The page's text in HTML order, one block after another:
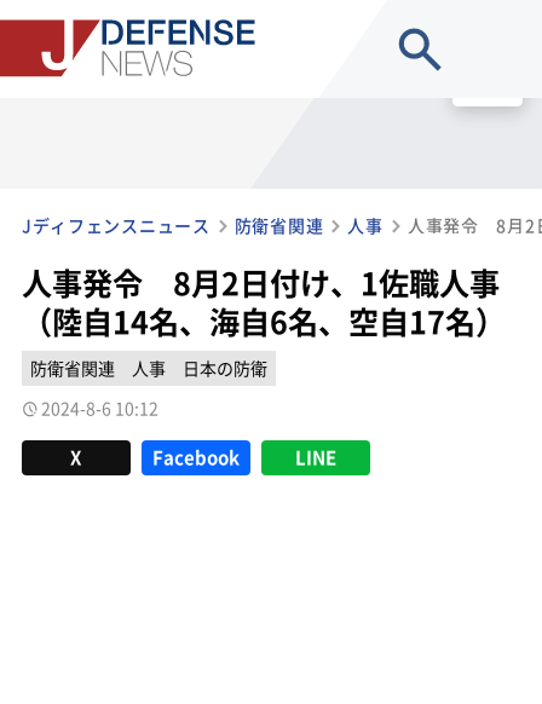
Jディフェンスニュース 防衛省関連 人事
人事発令 8月2日付け、1佐職人事
（陸自14名、海自6名、空自17名）
防衛省関連 人事
日本の防衛
2024-8-6 10:12
X Facebook LINE